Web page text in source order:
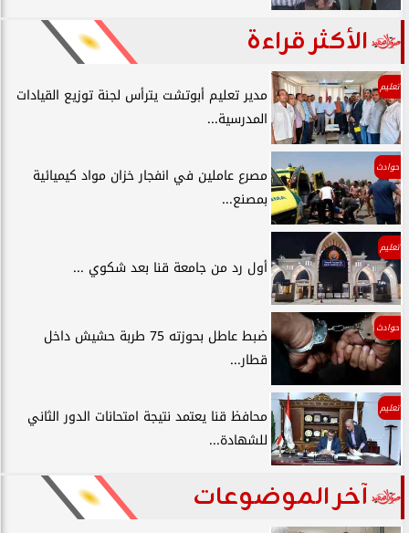
الأكثر قراءة
تعليم
مدير تعليم أبوتشت يترأس لجنة توزيع القيادات
المدرسية...
حوادث
مصرع عاملين في انفجار خزان مواد كيميائية
بمصنع...
تعليم
أول رد من جامعة قنا بعد شكوي ...
حوادث
ضبط عاطل بحوزته 75 طربة حشيش داخل
قطار...
تعليم
محافظ قنا يعتمد نتيجة امتحانات الدور الثاني
للشهادة...
آخر الموضوعات